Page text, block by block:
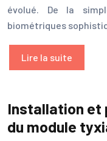
évolué. De la
biométriques
Lire la suite
Installation et
du module